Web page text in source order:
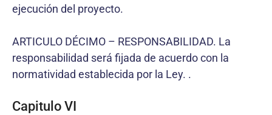
ejecución del proyecto.
ARTICULO DÉCIMO – RESPONSABILIDAD. La
responsabilidad será fijada de acuerdo con la
normatividad establecida por la Ley. .
Capitulo VI